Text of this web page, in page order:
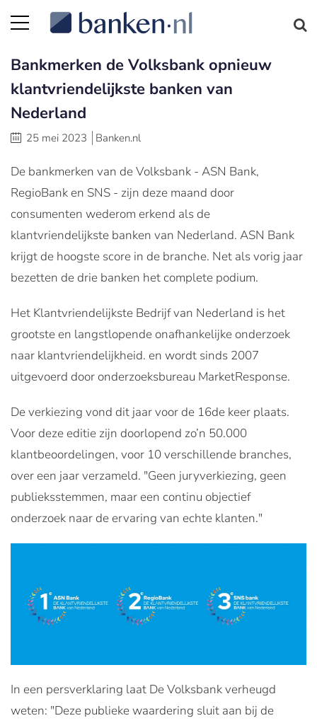
Bankmerken de Volksbank opnieuw
klantvriendelijkste banken van
Nederland
25 mei 2023 Banken.nl
De bankmerken van de Volksbank - ASN Bank,
RegioBank en SNS - zijn deze maand door
consumenten wederom erkend als de
klantvriendelijkste banken van Nederland. ASN Bank
krijgt de hoogste score in de branche. Net als vorig jaar
bezetten de drie banken het complete podium.
Het Klantvriendelijkste Bedrijf van Nederland is het
grootste en langstlopende onafhankelijke onderzoek
naar klantvriendelijkheid. en wordt sinds 2007
uitgevoerd door onderzoeksbureau MarketResponse.
De verkiezing vond dit jaar voor de 16de keer plaats.
Voor deze editie zijn doorlopend zo’n 50.000
klantbeoordelingen, voor 10 verschillende branches,
over een jaar verzameld. "Geen juryverkiezing, geen
publieksstemmen, maar een continu objectief
onderzoek naar de ervaring van echte klanten."
In een persverklaring laat De Volksbank verheugd
weten: "Deze publieke waardering sluit aan bij de